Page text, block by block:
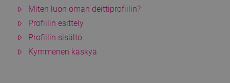
Miten luon oman deittiprofiilin?
Profiilin esittely
Profiilin sisältö
Kymmenen käskyä